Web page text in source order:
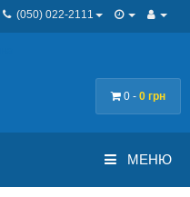
(050) 022-2111
0 - 0 грн
МЕНЮ